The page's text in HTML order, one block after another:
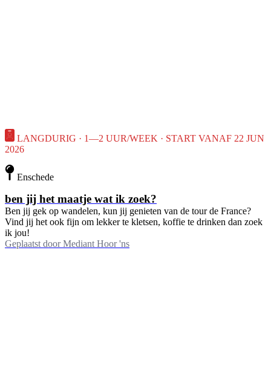
LANGDURIG · 1—2 UUR/WEEK · START VANAF 22 JUN
2026
Enschede
ben jij het maatje wat ik zoek?
Ben jij gek op wandelen, kun jij genieten van de tour de France?
Vind jij het ook fijn om lekker te kletsen, koffie te drinken dan zoek
ik jou!
Geplaatst door Mediant Hoor 'ns